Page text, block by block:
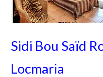
Sidi Bou Saïd
Locmaria